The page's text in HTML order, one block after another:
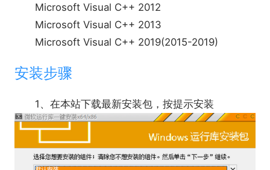
Microsoft Visual C++ 2012
Microsoft Visual C++ 2013
Microsoft Visual C++ 2019(2015-2019)
安装步骤
1、在本站下载最新安装包，按提示安装